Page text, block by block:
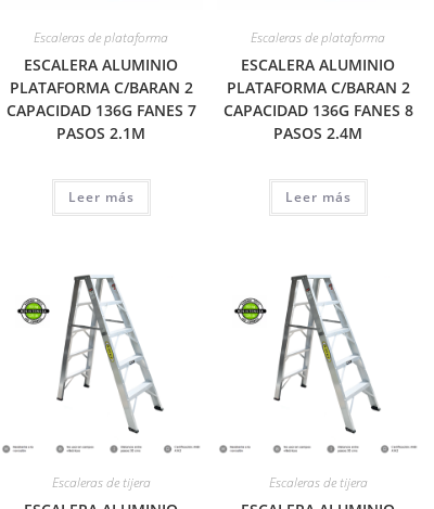
Escaleras de plataforma
ESCALERA ALUMINIO
PLATAFORMA C/BARAN 2
CAPACIDAD 136G FANES 7
PASOS 2.1M
Leer más
Escaleras de plataforma
ESCALERA ALUMINIO
PLATAFORMA C/BARAN 2
CAPACIDAD 136G FANES 8
PASOS 2.4M
Leer más
Escaleras de tijera Escaleras de tijera